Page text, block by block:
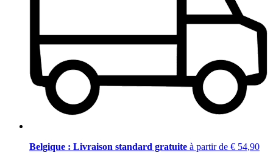
Belgique : Livraison standard gratuite à partir de € 54,90